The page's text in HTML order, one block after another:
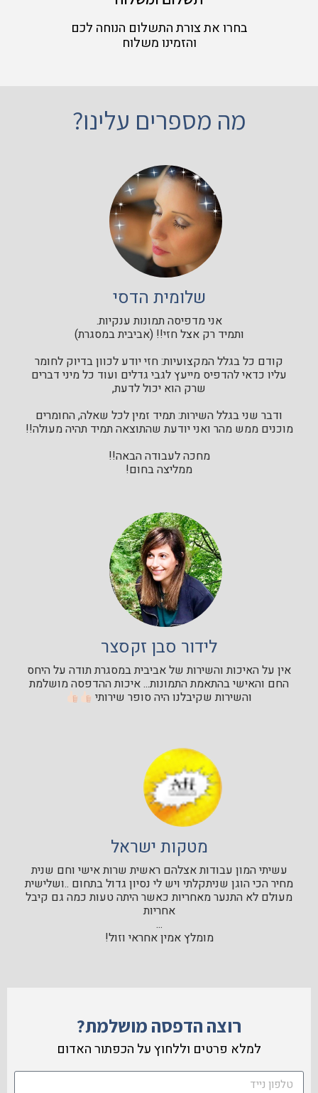
בחרו את צורת התשלום הנוחה לכם
והזמינו משלוח
מה מספרים עלינו?
שלומית הדסי
אני מדפיסה תמונות ענקיות.
ותמיד רק אצל חזי!! (אביבית במסגרת)
קודם כל בגלל המקצועיות: חזי יודע לכוון בדיוק לחומר
עליו כדאי להדפיס מייעץ לגבי גדלים ועוד כל מיני דברים
שרק הוא יכול לדעת,
ודבר שני בגלל השירות: תמיד זמין לכל שאלה, החומרים
מוכנים ממש מהר ואני יודעת שהתוצאה תמיד תהיה מעולה!!
מחכה לעבודה הבאה!!
ממליצה בחום!
לידור סבן זקסצר
אין על האיכות והשירות של אביבית במסגרת תודה על היחס
החם והאישי בהתאמת התמונות... איכות ההדפסה מושלמת
והשירות שקיבלנו היה סופר שירותי
מטקות ישראל
עשיתי המון עבודות אצלהם ראשית שרות אישי וחם שנית
מחיר הכי הוגן שניתקלתי ויש לי נסיון גדול בתחום ..ושלישית
מעולם לא התנער מאחריות כאשר היתה טעות כמה גם קיבל
אחריות
...
מומלץ אמין אחראי וזול!
רוצה הדפסה מושלמת?
למלא פרטים וללחוץ על הכפתור האדום